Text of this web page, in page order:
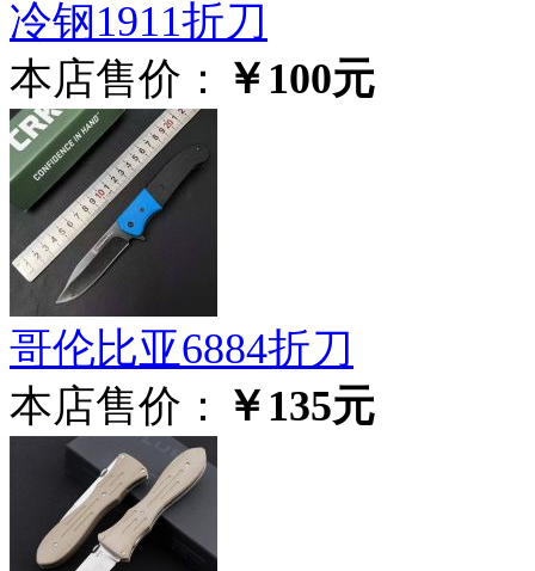
冷钢1911折刀
本店售价： ￥100元
哥伦比亚6884折刀
本店售价： ￥135元